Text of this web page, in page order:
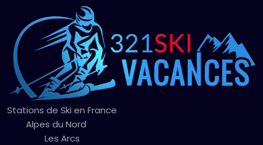
Stations de Ski en France
Alpes du Nord
Les Arcs